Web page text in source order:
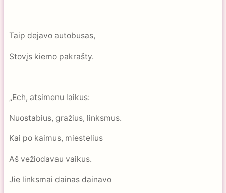
Taip dejavo autobusas,
Stovįs kiemo pakrašty.
„Ech, atsimenu laikus:
Nuostabius, gražius, linksmus.
Kai po kaimus, miestelius
Aš vežiodavau vaikus.
Jie linksmai dainas dainavo